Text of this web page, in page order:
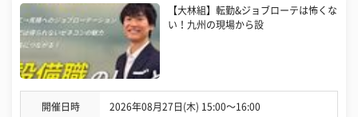
【大林組】転勤&ジョブローテは怖くな
い！九州の現場から設
開催日時 2026年08月27日(木) 15:00〜16:00